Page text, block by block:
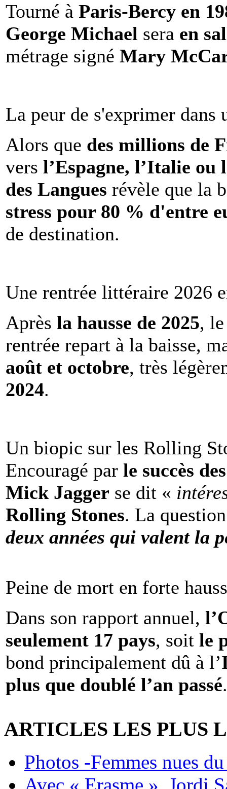
Tourné à Paris-Bercy en
George Michael sera en
métrage signé Mary
La peur de s'exprimer dans
Alors que des millions de
vers l’Espagne, l’Italie ou
des Langues révèle que la
stress pour 80 % d'entre
de destination.
Une rentrée littéraire 2026
Après la hausse de 2025,
rentrée repart à la baisse,
août et octobre, très
2024.
Un biopic sur les Rolling
Encouragé par le succès
Mick Jagger se dit «
Rolling Stones. La
deux années qui valent la
Peine de mort en forte
Dans son rapport annuel,
seulement 17 pays, soit le
bond principalement dû à l’
plus que doublé l’an passé.
ARTICLES LES PLUS
Photos -Femmes nues
Avec « Erasme », Jordi